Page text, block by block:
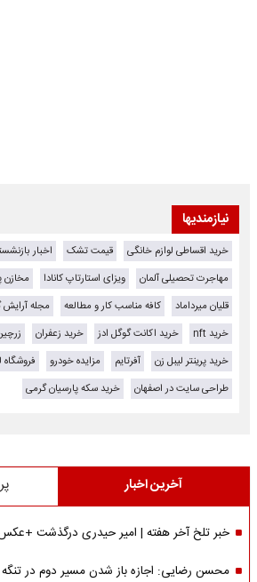
نیازمندیها
خرید اقساطی لوازم خانگی قیمت تشک
اخبار
مهاجرت تحصیلی آلمان
ویزای استارتاپ کانادا مخازن
قلیان میرداماد
کافه مناسب کار و مطالعه مجله آرایش
خرید nft
خرید اکانت گوگل ادز خرید زعفران
خرید پرینتر لیبل زن
آفرتایم مزایده خودرو
فروشگاه
طراحی سایت در اصفهان
خرید سکه پارسیان گرمی
آخرین اخبار
خبر تلخ آخر هفته | امیر حیدری درگذشت
محسن رضایی: اجازه باز شدن مسیر دوم در تنگه